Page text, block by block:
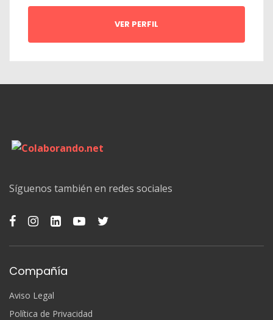
VER PERFIL
Síguenos también en redes sociales
Compañía
Aviso Legal
Política de Privacidad